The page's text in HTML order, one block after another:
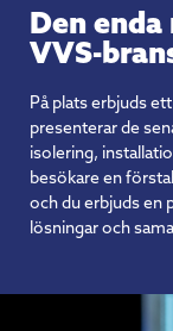
Den
VVS-
På plats erbjuds
presenterar de
isolering,
besökare en
och du erbjuds en
lösningar och